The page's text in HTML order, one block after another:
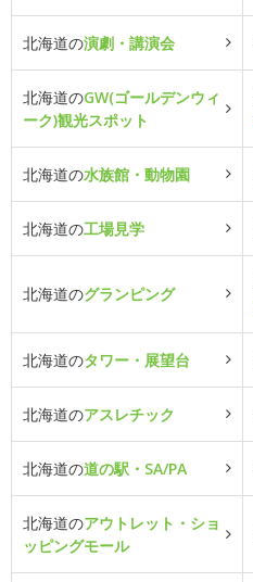
北海道の演劇・講演会
北海道のGW(ゴールデンウィ
ーク)観光スポット
北海道の水族館・動物園
北海道の工場見学
北海道のグランピング
北海道のタワー・展望台
北海道のアスレチック
北海道の道の駅・SA/PA
北海道のアウトレット・ショ
ッピングモール